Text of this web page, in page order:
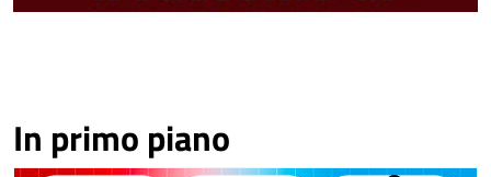
In primo piano